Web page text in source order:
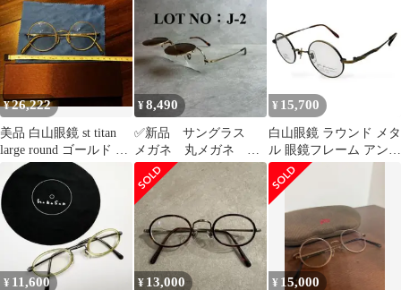
ールド ブラウンデミ
¥26,222
美品 白山眼鏡 st titan
large round ゴールド ラ
ウンド 丸
¥8,490
✅新品 サングラス
メガネ 丸メガネ ラ
ウンド 跳ね上げ式
フリップアップ J2
¥ 15,700
白山眼鏡 ラウンド メタ
ル 眼鏡フレーム アンテ
ィークジョンレノン 未
使用
¥ 11,600 ¥ 13,000 ¥ 15,000